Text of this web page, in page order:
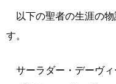
以下の聖者の生涯の物
す。
サーラダー・デーヴィ